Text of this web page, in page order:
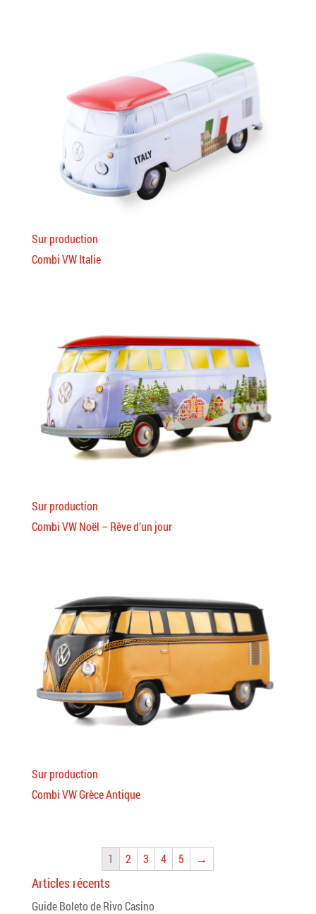
Sur production
Combi VW Italie
Sur production
Combi VW Noël – Rêve d’un jour
Sur production
Combi VW Grèce Antique
1 2 3 4 5 →
Articles récents
Guide Boleto de Rivo Casino